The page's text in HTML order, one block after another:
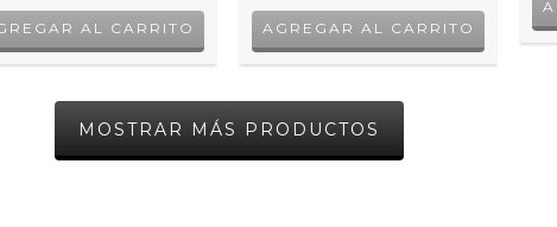
MOSTRAR MÁS PRODUCTOS